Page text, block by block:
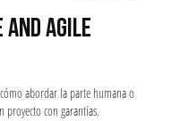
AND AGILE
abordar la parte humana o
con garantías.